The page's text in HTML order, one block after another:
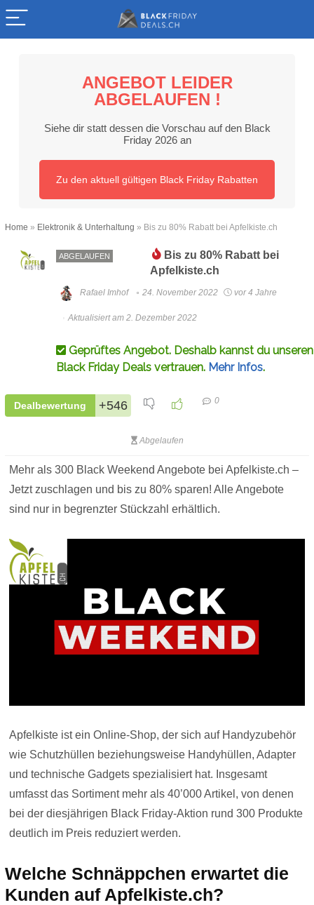
ANGEBOT LEIDER
ABGELAUFEN !
Siehe dir statt dessen die Vorschau auf den Black
Friday 2026 an
Zu den aktuell gültigen Black Friday Rabatten
Home » Elektronik & Unterhaltung » Bis zu 80% Rabatt bei Apfelkiste.ch
ABGELAUFEN
Bis zu 80% Rabatt bei
Apfelkiste.ch
Rafael Imhof 24. November 2022 vor 4 Jahre
Aktualisiert am 2. Dezember 2022
Geprüftes Angebot. Deshalb kannst du unseren
Black Friday Deals vertrauen. Mehr Infos.
Dealbewertung +546 0
Abgelaufen
Mehr als 300 Black Weekend Angebote bei Apfelkiste.ch –
Jetzt zuschlagen und bis zu 80% sparen! Alle Angebote
sind nur in begrenzter Stückzahl erhältlich.
Apfelkiste ist ein Online-Shop, der sich auf Handyzubehör
wie Schutzhüllen beziehungsweise Handyhüllen, Adapter
und technische Gadgets spezialisiert hat. Insgesamt
umfasst das Sortiment mehr als 40’000 Artikel, von denen
bei der diesjährigen Black Friday-Aktion rund 300 Produkte
deutlich im Preis reduziert werden.
Welche Schnäppchen erwartet die
Kunden auf Apfelkiste.ch?